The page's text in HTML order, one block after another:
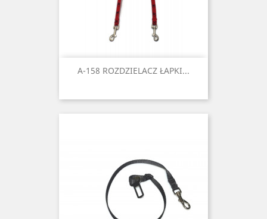
A-158 ROZDZIELACZ ŁAPKI...